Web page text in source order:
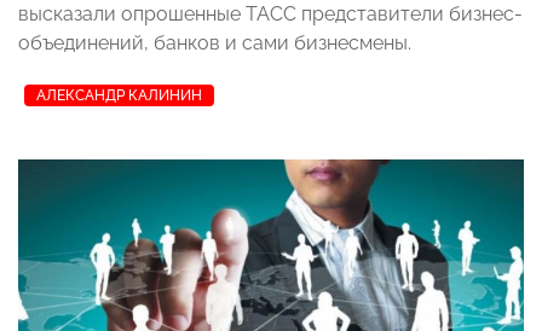
высказали опрошенные ТАСС представители бизнес-
объединений, банков и сами бизнесмены.
АЛЕКСАНДР КАЛИНИН